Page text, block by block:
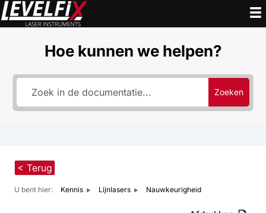
Ga
naar
Hoe kunnen we helpen?
Zoeken
< Terug
U bent hier: Kennis Lijnlasers Nauwkeurigheid